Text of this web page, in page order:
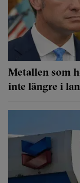
Metallen som
inte längre i